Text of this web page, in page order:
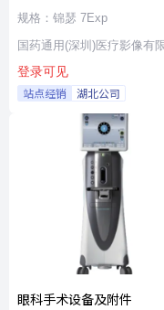
规格：锦瑟 7Exp
国药通用(深圳)医疗影像有
登录可见
站点经销 湖北公司
眼科手术设备及附件